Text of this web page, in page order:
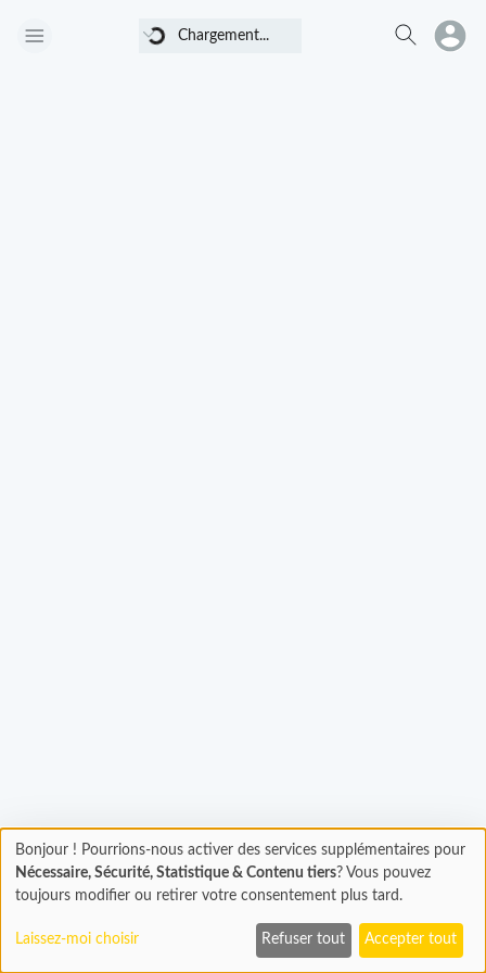
Chargement...
Chargement
En cours...
Bonjour ! Pourrions-nous activer des services supplémentaires pour
Nécessaire, Sécurité, Statistique & Contenu tiers? Vous pouvez
toujours modifier ou retirer votre consentement plus tard.
Laissez-moi choisir Refuser tout Accepter tout